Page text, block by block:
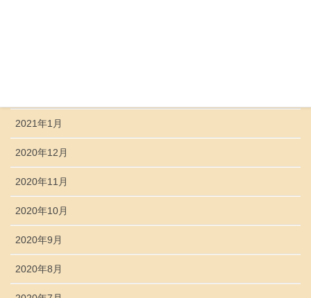
2021年1月
2020年12月
2020年11月
2020年10月
2020年9月
2020年8月